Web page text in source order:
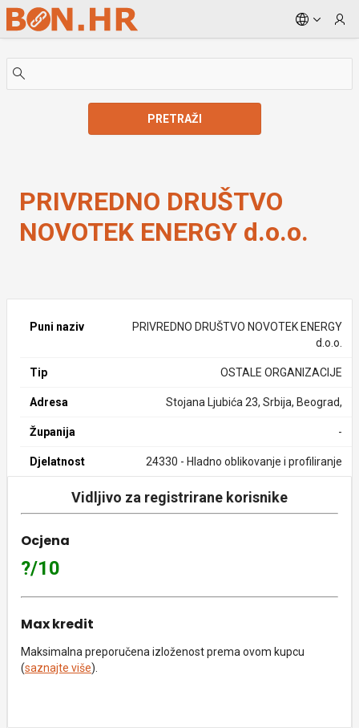
Skip to Main Content
PRETRAŽI
PRIVREDNO DRUŠTVO
NOVOTEK ENERGY d.o.o.
Puni naziv
PRIVREDNO DRUŠTVO NOVOTEK ENERGY
d.o.o.
Tip OSTALE ORGANIZACIJE
Adresa Stojana Ljubića 23, Srbija, Beograd,
Županija -
Djelatnost 24330 - Hladno oblikovanje i profiliranje
Vidljivo za registrirane korisnike
Ocjena
?/10
Max kredit
Maksimalna preporučena izloženost prema ovom kupcu
(saznajte više).